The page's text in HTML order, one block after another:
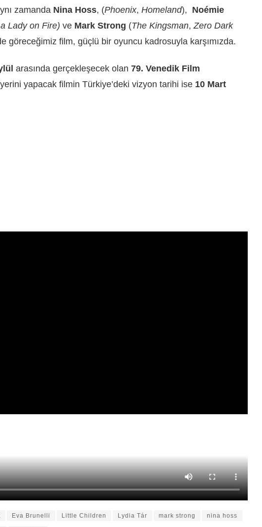
zamanda Nina Hoss, (Phoenix, Homeland), Noémie
Lady on Fire) ve Mark Strong (The Kingsman,Zero Dark
göreceğimiz film, güçlü bir oyuncu kadrosuyla karşımızda.
arasında gerçekleşecek olan 79. Venedik Film
yapacak filmin Türkiye’deki vizyon tarihi ise 10 Mart
Eva Brunelli Little Children Lydia Tár mark strong nina hoss